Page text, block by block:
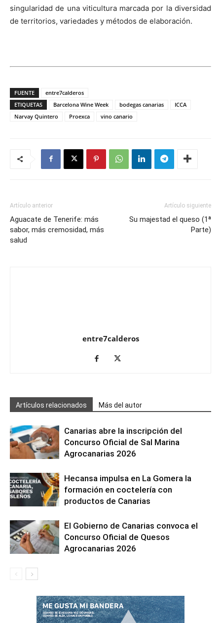
singularidad de una viticultura marcada por la diversidad
de territorios, variedades y métodos de elaboración.
FUENTE
entre7calderos
ETIQUETAS
Barcelona Wine Week bodegas canarias
ICCA
Narvay Quintero
Proexca vino canario
Artículo anterior
Aguacate de Tenerife: más
sabor, más cremosidad, más
salud
Artículo siguiente
Su majestad el queso (1ª
Parte)
entre7calderos
Artículos relacionados Más del autor
Canarias abre la inscripción del
Concurso Oficial de Sal Marina
Agrocanarias 2026
Hecansa impulsa en La Gomera la
formación en coctelería con
productos de Canarias
El Gobierno de Canarias convoca el
Concurso Oficial de Quesos
Agrocanarias 2026